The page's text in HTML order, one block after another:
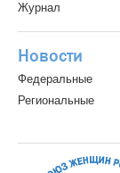
Журнал
Новости
Федеральные
Региональные